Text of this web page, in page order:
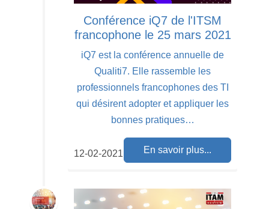
Conférence iQ7 de l'ITSM
francophone le 25 mars 2021
iQ7 est la conférence annuelle de
Qualiti7. Elle rassemble les
professionnels francophones des TI
qui désirent adopter et appliquer les
bonnes pratiques…
En savoir plus...
12-02-2021